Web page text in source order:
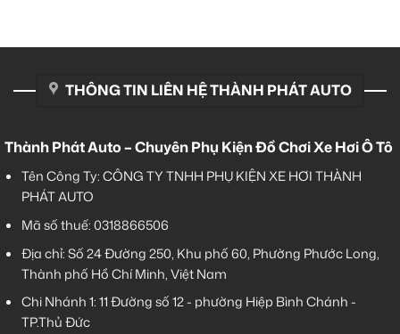
THÔNG TIN LIÊN HỆ THÀNH PHÁT AUTO
Thành Phát Auto – Chuyên Phụ Kiện Đồ Chơi Xe Hơi Ô Tô
Tên Công Ty: CÔNG TY TNHH PHỤ KIỆN XE HƠI THÀNH
PHÁT AUTO
Mã số thuế: 0318866506
Địa chỉ: Số 24 Đường 250, Khu phố 60, Phường Phước Long,
Thành phố Hồ Chí Minh, Việt Nam
Chi Nhánh 1:11 Đường số 12 - phường Hiệp Bình Chánh -
TP.Thủ Đức